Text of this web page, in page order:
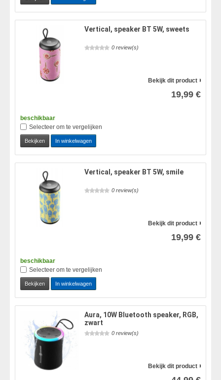
Vertical, speaker BT 5W, sweets
0 review(s)
Bekijk dit product
19,99 €
beschikbaar
Selecteer om te vergelijken
Bekijken In winkelwagen
Vertical, speaker BT 5W, smile
0 review(s)
Bekijk dit product
19,99 €
beschikbaar
Selecteer om te vergelijken
Bekijken In winkelwagen
Aura, 10W Bluetooth speaker, RGB,
zwart
0 review(s)
Bekijk dit product